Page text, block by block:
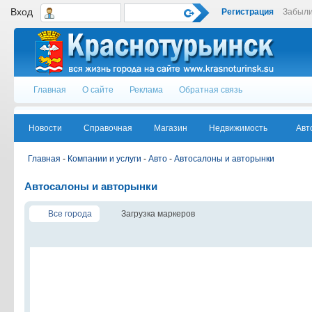
Вход Регистрация
Главная О сайте Реклама Обратная связь
Новости Справочная Магазин Недвижимость
Главная - Компании и услуги - Авто - Автосалоны и авторынки
Автосалоны и авторынки
Все города Загрузка маркеров